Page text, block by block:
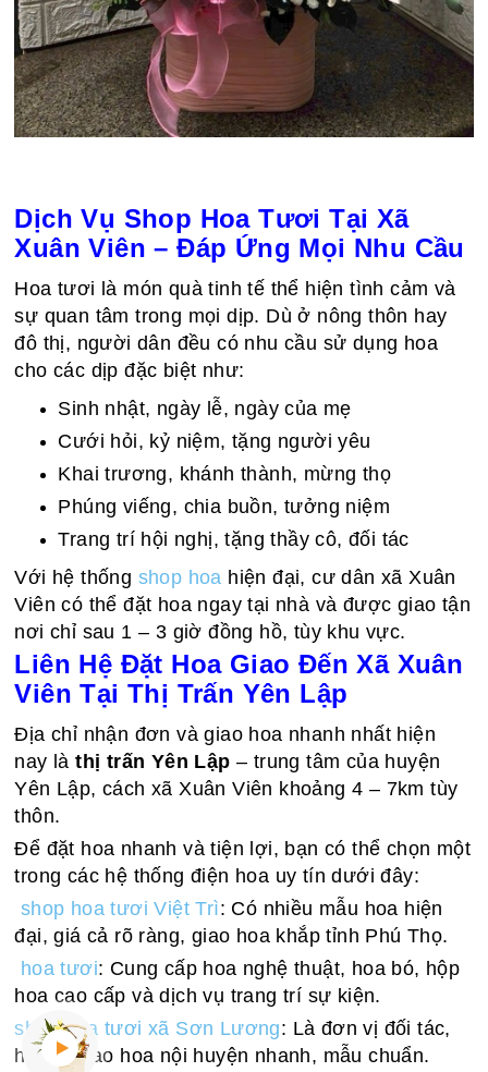
Dịch Vụ Shop Hoa Tươi Tại Xã
Xuân Viên – Đáp Ứng Mọi Nhu Cầu
Hoa tươi là món quà tinh tế thể hiện tình cảm và
sự quan tâm trong mọi dịp. Dù ở nông thôn hay
đô thị, người dân đều có nhu cầu sử dụng hoa
cho các dịp đặc biệt như:
Sinh nhật, ngày lễ, ngày của mẹ
Cưới hỏi, kỷ niệm, tặng người yêu
Khai trương, khánh thành, mừng thọ
Phúng viếng, chia buồn, tưởng niệm
Trang trí hội nghị, tặng thầy cô, đối tác
Với hệ thống shop hoa hiện đại, cư dân xã Xuân
Viên có thể đặt hoa ngay tại nhà và được giao tận
nơi chỉ sau 1 – 3 giờ đồng hồ, tùy khu vực.
Liên Hệ Đặt Hoa Giao Đến Xã Xuân
Viên Tại Thị Trấn Yên Lập
Địa chỉ nhận đơn và giao hoa nhanh nhất hiện
nay làthị trấn Yên Lập – trung tâm của huyện
Yên Lập, cách xã Xuân Viên khoảng 4 – 7km tùy
thôn.
Để đặt hoa nhanh và tiện lợi, bạn có thể chọn một
trong các hệ thống điện hoa uy tín dưới đây:
shop hoa tươi Việt Trì: Có nhiều mẫu hoa hiện
đại, giá cả rõ ràng, giao hoa khắp tỉnh Phú Thọ.
hoa tươi: Cung cấp hoa nghệ thuật, hoa bó, hộp
hoa cao cấp và dịch vụ trang trí sự kiện.
shop hoa tươi xã Sơn Lương: Là đơn vị đối tác,
hỗ trợ giao hoa nội huyện nhanh, mẫu chuẩn.